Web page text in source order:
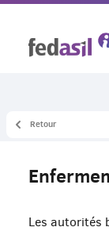
Tous les thèmes
Centre fermé
Retour
Les autorités